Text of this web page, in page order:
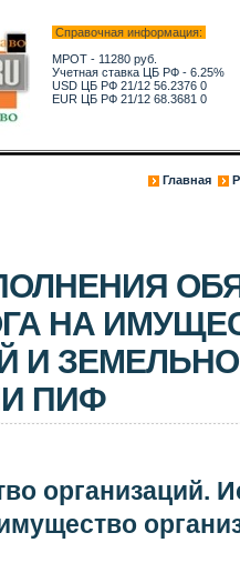
Справочная информация:
МРОТ - 11280 руб.
Учетная ставка ЦБ РФ - 6.25%
USD ЦБ РФ 21/12 56.2376 0
EUR ЦБ РФ 21/12 68.3681 0
Главная
НА
И
ПИФ
организаций.